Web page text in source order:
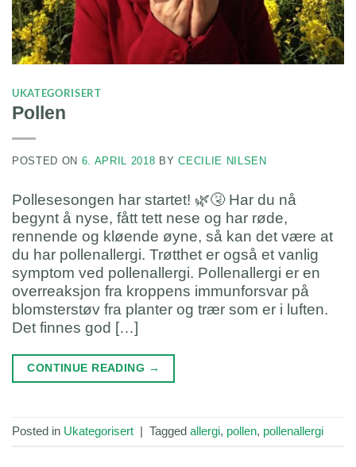
UKATEGORISERT
Pollen
POSTED ON 6. APRIL 2018 BYCECILIE NILSEN
Pollesesongen har startet! 🌿🤧 Har du nå
begynt å nyse, fått tett nese og har røde,
rennende og kløende øyne, så kan det være at
du har pollenallergi. Trøtthet er også et vanlig
symptom ved pollenallergi. Pollenallergi er en
overreaksjon fra kroppens immunforsvar på
blomsterstøv fra planter og trær som er i luften.
Det finnes god […]
CONTINUE READING →
Posted in Ukategorisert | Tagged allergi, pollen, pollenallergi